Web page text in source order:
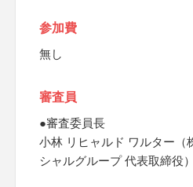
参加費
無し
審査員
●審査委員長
小林 リヒャルド ワルター（
シャルグループ 代表取締役）